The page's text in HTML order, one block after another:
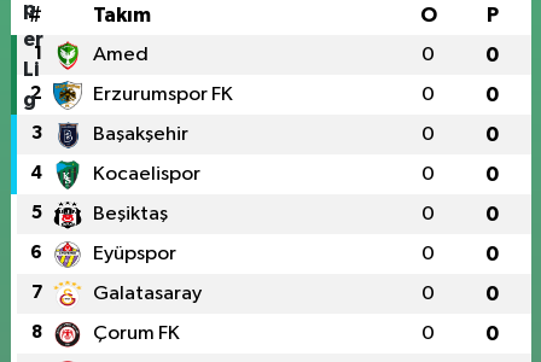
# Takım O P
1 Amed 0 0
2 Erzurumspor FK 0 0
3 Başakşehir 0 0
4 Kocaelispor 0 0
5 Beşiktaş 0 0
6 Eyüpspor 0 0
7 Galatasaray 0 0
8 Çorum FK 0 0